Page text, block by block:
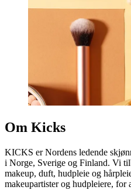
Om Kicks
KICKS er Nordens ledende
i Norge, Sverige og Finland. Vi
makeup, duft, hudpleie og
makeupartister og hudpleiere, for